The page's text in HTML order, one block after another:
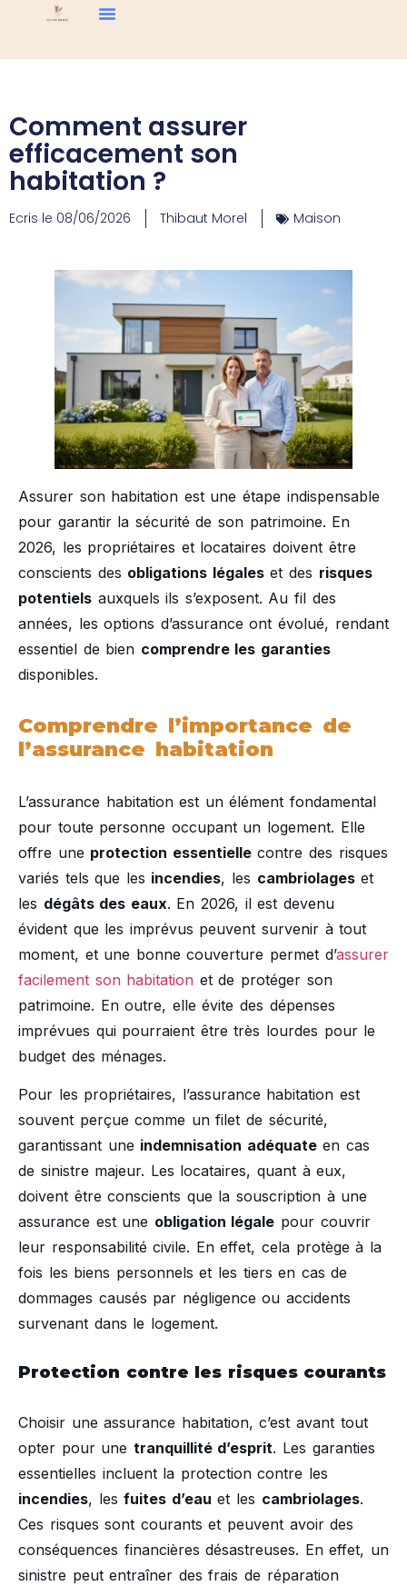
Comment assurer
efficacement son
habitation ?
Ecris le 08/06/2026 Thibaut Morel Maison
Assurer son habitation est une étape indispensable
pour garantir la sécurité de son patrimoine. En
2026, les propriétaires et locataires doivent être
conscients des obligations légaleset des risques
potentiels auxquels ils s’exposent. Au fil des
années, les options d’assurance ont évolué, rendant
essentiel de bien comprendre les garanties
disponibles.
Comprendre l’importance de
l’assurance habitation
L’assurance habitation est un élément fondamental
pour toute personne occupant un logement. Elle
offre une protection essentiellecontre des risques
variés tels que les incendies, les cambriolageset
les dégâts des eaux. En 2026, il est devenu
évident que les imprévus peuvent survenir à tout
moment, et une bonne couverture permet d’assurer
facilement son habitation et de protéger son
patrimoine. En outre, elle évite des dépenses
imprévues qui pourraient être très lourdes pour le
budget des ménages.
Pour les propriétaires, l’assurance habitation est
souvent perçue comme un filet de sécurité,
garantissant une indemnisation adéquateen cas
de sinistre majeur. Les locataires, quant à eux,
doivent être conscients que la souscription à une
assurance est une obligation légale pour couvrir
leur responsabilité civile. En effet, cela protège à la
fois les biens personnels et les tiers en cas de
dommages causés par négligence ou accidents
survenant dans le logement.
Protection contre les risques courants
Choisir une assurance habitation, c’est avant tout
opter pour une tranquillité d’esprit. Les garanties
essentielles incluent la protection contre les
incendies, lesfuites d’eau et les cambriolages.
Ces risques sont courants et peuvent avoir des
conséquences financières désastreuses. En effet, un
sinistre peut entraîner des frais de réparation